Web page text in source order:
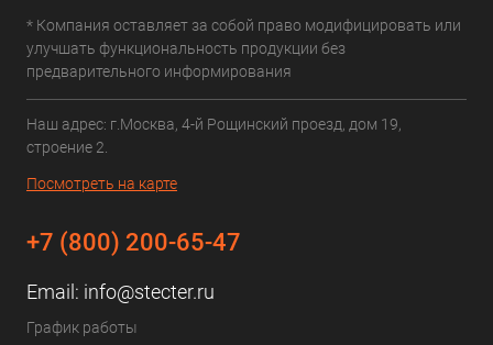
* Компания оставляет за собой право модифицировать или
улучшать функциональность продукции без
предварительного информирования
Наш адрес: г.Москва, 4-й Рощинский проезд, дом 19,
строение 2.
Посмотреть на карте
+7 (800) 200-65-47
Email: info@stecter.ru
График работы